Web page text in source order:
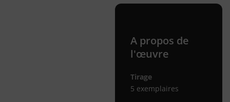
A propos de
l'œuvre
Tirage
5 exemplaires